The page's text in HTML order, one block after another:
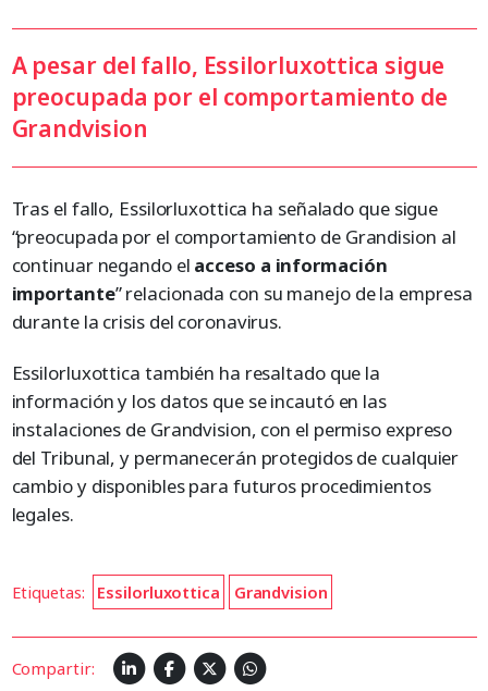
A pesar del fallo, Essilorluxottica sigue
preocupada por el comportamiento de
Grandvision
Tras el fallo, Essilorluxottica ha señalado que sigue
“preocupada por el comportamiento de Grandision al
continuar negando el acceso a información
importante” relacionada con su manejo de la empresa
durante la crisis del coronavirus.
Essilorluxottica también ha resaltado que la
información y los datos que se incautó en las
instalaciones de Grandvision, con el permiso expreso
del Tribunal, y permanecerán protegidos de cualquier
cambio y disponibles para futuros procedimientos
legales.
Etiquetas: Essilorluxottica Grandvision
Compartir: